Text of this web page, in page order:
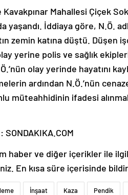
Kavakpınar Mahallesi Çiçek
yaşandı. İddiaya göre, N.Ö.
zemin katına düştü. Düşen
yerine polis ve sağlık
olay yerinde hayatını
ardından N.Ö.’nün
müteahhidinin ifadesi
haber ve diğer içerikler ile
En kısa süre içerisinde
İnşaat Kaza Pendik